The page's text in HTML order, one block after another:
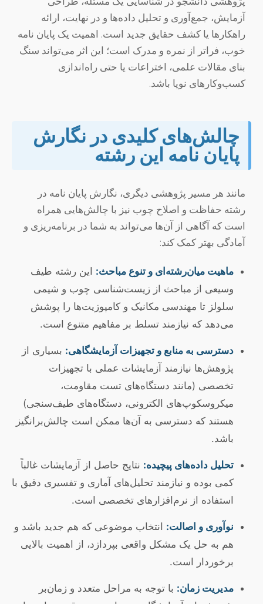
آزمایش، جمع‌آوری و تحلیل داده‌ها و در نهایت، ارائه
راهکارها یا کشف حقایق جدید است. اهمیت یک پایان نامه
خوب، فراتر از نمره و مدرک است؛ این اثر می‌تواند سنگ
بنای مقالات علمی، اختراعات یا حتی راه‌اندازی
کسب‌وکارهای نوپا باشد.
چالش‌های کلیدی در نگارش
پایان نامه این رشته
مانند هر مسیر پژوهشی دیگری، نگارش پایان نامه در
رشته حفاظت و اصلاح چوب نیز با چالش‌هایی همراه
است که آگاهی از آن‌ها می‌تواند به شما در برنامه‌ریزی و
آمادگی بهتر کمک کند:
ماهیت میان‌رشته‌ای و تنوع مباحث: این رشته طیف
وسیعی از مباحث از زیست‌شناسی چوب و شیمی
سلولز تا مهندسی مکانیک و کامپوزیت‌ها را پوشش
می‌دهد که نیازمند تسلط بر مفاهیم متنوع است.
دسترسی به منابع و تجهیزات آزمایشگاهی: بسیاری از
پژوهش‌ها نیازمند آزمایشات عملی با تجهیزات
تخصصی (مانند دستگاه‌های تست مقاومت،
میکروسکوپ‌های الکترونی، دستگاه‌های طیف‌سنجی)
هستند که دسترسی به آن‌ها ممکن است چالش‌برانگیز
باشد.
تحلیل داده‌های پیچیده: نتایج حاصل از آزمایشات غالباً
کمی بوده و نیازمند تحلیل‌های آماری و تفسیری دقیق با
استفاده از نرم‌افزارهای تخصصی است.
نوآوری و اصالت: انتخاب موضوعی که هم جدید باشد و
هم به حل یک مشکل واقعی بپردازد، از اهمیت بالایی
برخوردار است.
مدیریت زمان: با توجه به مراحل متعدد و زمان‌بر